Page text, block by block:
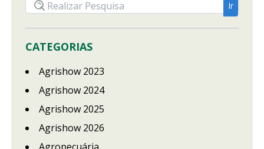
CATEGORIAS
Agrishow 2023
Agrishow 2024
Agrishow 2025
Agrishow 2026